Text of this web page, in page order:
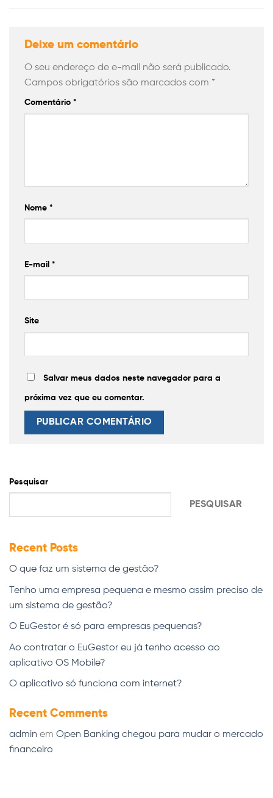
Deixe um comentário
O seu endereço de e-mail não será publicado.
Campos obrigatórios são marcados com *
Comentário *
Nome *
E-mail *
Site
Salvar meus dados neste navegador para a
próxima vez que eu comentar.
Pesquisar
PESQUISAR
Recent Posts
O que faz um sistema de gestão?
Tenho uma empresa pequena e mesmo assim preciso de
um sistema de gestão?
O EuGestor é só para empresas pequenas?
Ao contratar o EuGestor eu já tenho acesso ao
aplicativo OS Mobile?
O aplicativo só funciona com internet?
Recent Comments
admin em Open Banking chegou para mudar o mercado
financeiro